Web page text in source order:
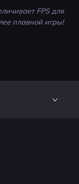
FPS для
плавной игры!